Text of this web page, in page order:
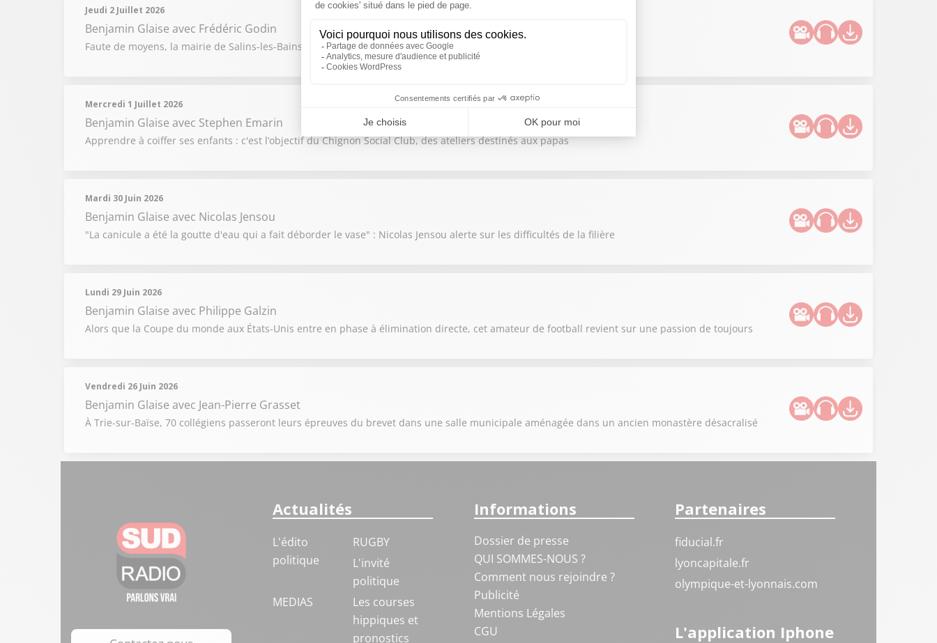
Jeudi 2 Juillet 2026
Benjamin Glaise avec Frédéric Godin
Faute de moyens, la mairie de Salins-les-Bains a décidé de mettre en vente la chapelle du Temple
Mercredi 1 Juillet 2026
Benjamin Glaise avec Stephen Emarin
Apprendre à coiffer ses enfants : c'est l’objectif du Chignon Social Club, des ateliers destinés aux papas
Mardi 30 Juin 2026
Benjamin Glaise avec Nicolas Jensou
"La canicule a été la goutte d'eau qui a fait déborder le vase" : Nicolas Jensou alerte sur les difficultés de la filière
Lundi 29 Juin 2026
Benjamin Glaise avec Philippe Galzin
Alors que la Coupe du monde aux États-Unis entre en phase à élimination directe, cet amateur de football revient sur une passion de toujours
Vendredi 26 Juin 2026
Benjamin Glaise avec Jean-Pierre Grasset
À Trie-sur-Baïse, 70 collégiens passeront leurs épreuves du brevet dans une salle municipale aménagée dans un ancien monastère désacralisé
Actualités
L'édito
politique
RUGBY
L'invité
politique
MEDIAS
Les courses
hippiques et
pronostics
Informations
Dossier de presse
QUI SOMMES-NOUS ?
Comment nous rejoindre ?
Publicité
Mentions Légales
CGU
Partenaires
fiducial.fr
lyoncapitale.fr
olympique-et-lyonnais.com
L'application Iphone